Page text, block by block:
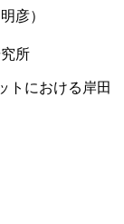
彦）
所
トにおける岸田